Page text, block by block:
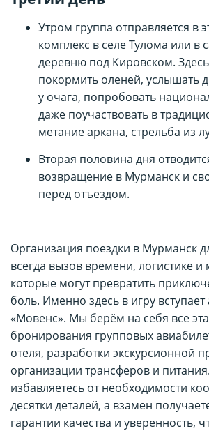
Утром группа отправляется в
комплекс в селе Тулома или в
деревню под Кировском.
покормить оленей, услышать
у очага, попробовать
даже поучаствовать в
метание аркана, стрельба из
Вторая половина дня
возвращение в Мурманск и
перед отъездом.
Организация поездки в Мурманск
всегда вызов времени, логистике
которые могут превратить
боль. Именно здесь в игру вступает
«Мовенс». Мы берём на себя все
бронирования групповых
отеля, разработки экскурсионной
организации трансферов и
избавляетесь от необходимости
десятки деталей, а взамен
гарантии качества и уверенность,